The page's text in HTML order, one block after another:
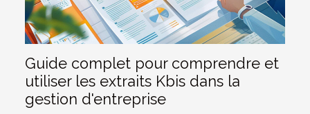
Guide complet pour comprendre et
utiliser les extraits Kbis dans la
gestion d'entreprise